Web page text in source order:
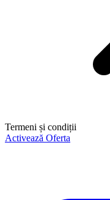
Termeni și condiții
Activează Oferta